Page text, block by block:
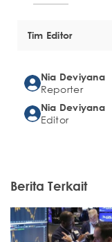
Tim Editor
Nia Deviyana
Reporter
Nia Deviyana
Editor
Berita Terkait